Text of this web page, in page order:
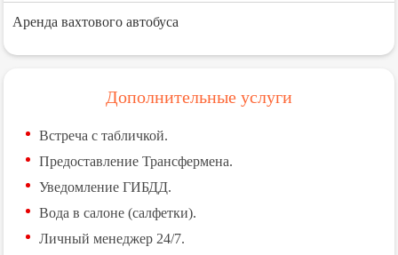
Аренда вахтового автобуса
Дополнительные услуги
Встреча с табличкой.
Предоставление Трансфермена.
Уведомление ГИБДД.
Вода в салоне (салфетки).
Личный менеджер 24/7.